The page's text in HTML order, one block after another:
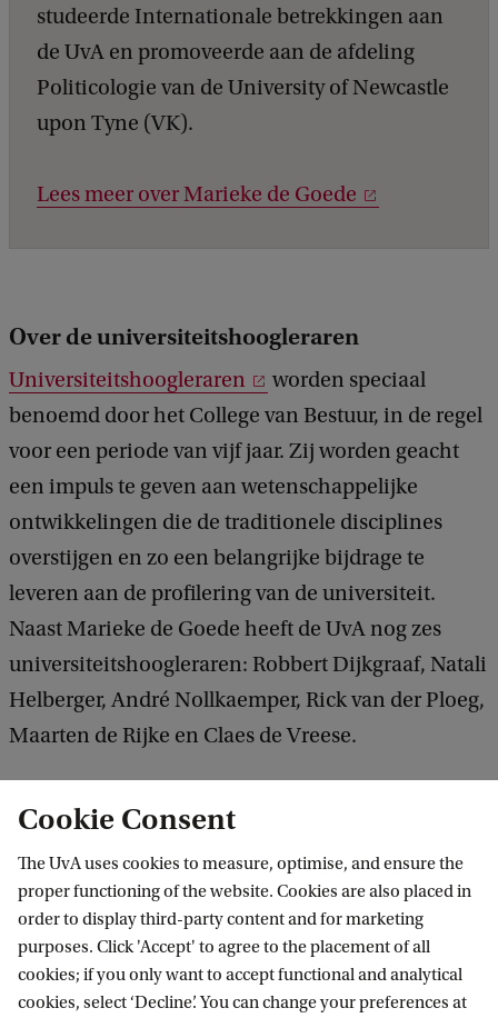
studeerde Internationale betrekkingen aan
de UvA en promoveerde aan de afdeling
Politicologie van de University of Newcastle
upon Tyne (VK).
Lees meer over Marieke de Goede
Over de universiteitshoogleraren
Universiteitshoogleraren
worden speciaal
benoemd door het College van Bestuur, in de regel
voor een periode van vijf jaar. Zij worden geacht
een impuls te geven aan wetenschappelijke
ontwikkelingen die de traditionele disciplines
overstijgen en zo een belangrijke bijdrage te
leveren aan de profilering van de universiteit.
Naast Marieke de Goede heeft de UvA nog zes
universiteitshoogleraren: Robbert Dijkgraaf, Natali
Helberger, André Nollkaemper, Rick van der Ploeg,
Maarten de Rijke en Claes de Vreese.
Information for
Prospective Bachelor's students
Cookie Consent
The UvA uses cookies to measure, optimise, and ensure the
proper functioning of the website. Cookies are also placed in
order to display third-party content and for marketing
purposes. Click 'Accept' to agree to the placement of all
cookies; if you only want to accept functional and analytical
cookies, select ‘Decline’. You can change your preferences at